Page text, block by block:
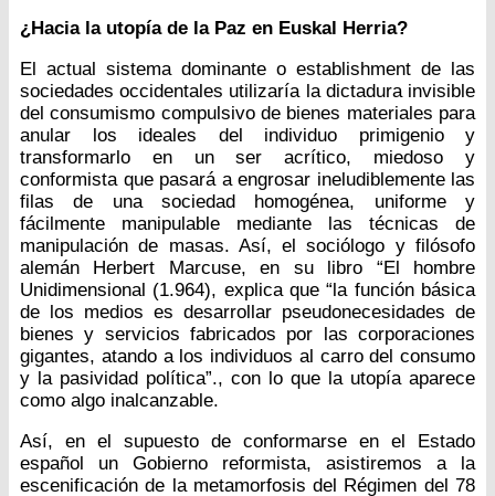
¿Hacia la utopía de la Paz en Euskal Herria?
El actual sistema dominante o establishment de las
sociedades occidentales utilizaría la dictadura invisible
del consumismo compulsivo de bienes materiales para
anular los ideales del individuo primigenio y
transformarlo en un ser acrítico, miedoso y
conformista que pasará a engrosar ineludiblemente las
filas de una sociedad homogénea, uniforme y
fácilmente manipulable mediante las técnicas de
manipulación de masas. Así, el sociólogo y filósofo
alemán Herbert Marcuse, en su libro “El hombre
Unidimensional (1.964), explica que “la función básica
de los medios es desarrollar pseudonecesidades de
bienes y servicios fabricados por las corporaciones
gigantes, atando a los individuos al carro del consumo
y la pasividad política”., con lo que la utopía aparece
como algo inalcanzable.
Así, en el supuesto de conformarse en el Estado
español un Gobierno reformista, asistiremos a la
escenificación de la metamorfosis del Régimen del 78